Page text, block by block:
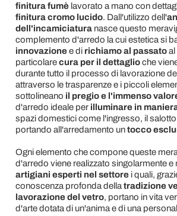
finitura fumèlavorato a mano con
finitura cromo lucido. Dall'utilizzo dell'
dell'incamiciaturanasce questo
complemento d'arredo la cui estetica si
innovazionee di richiamo al passatoal
particolarecura per il dettaglioche
durante tutto il processo di lavorazione
attraverso le trasparenze e i piccoli
sottolineano il pregio e l'immenso
d'arredo ideale per illuminare in
spazi domestici come l'ingresso, il
portando all'arredamento untocco
Ogni elemento che compone queste
d'arredo viene realizzato singolarmente e
artigiani esperti nel settore i quali,
conoscenza profonda della tradizione
lavorazione del vetro, portano in vita
d'arte dotata di un'anima e di una